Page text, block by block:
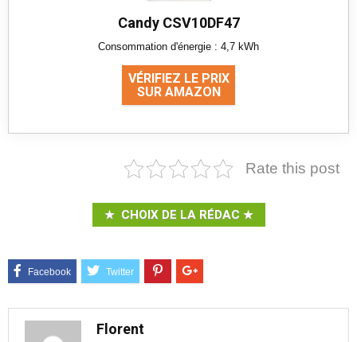
Candy CSV10DF47
Consommation d'énergie : 4,7 kWh
VÉRIFIEZ LE PRIX
SUR AMAZON
Rate this post
CHOIX DE LA RÉDAC
Florent